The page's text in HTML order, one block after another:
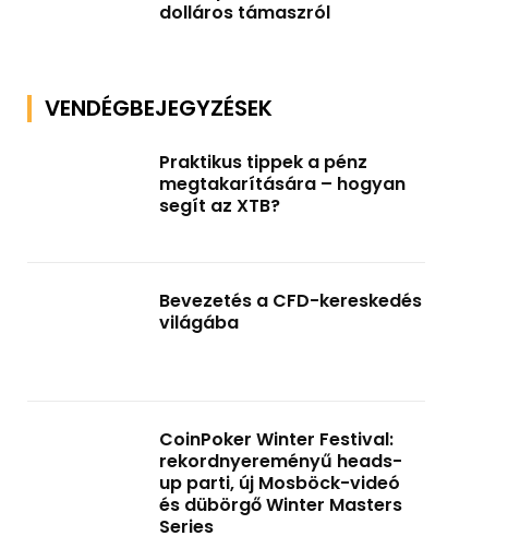
dolláros támaszról
VENDÉGBEJEGYZÉSEK
Praktikus tippek a pénz
megtakarítására – hogyan
segít az XTB?
Bevezetés a CFD-kereskedés
világába
CoinPoker Winter Festival:
rekordnyereményű heads-
up parti, új Mosböck-videó
és dübörgő Winter Masters
Series